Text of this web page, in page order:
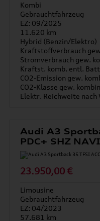
Kombi
Gebrauchtfahrzeug
EZ: 09/2025
11.620 km
Hybrid (Benzin/Elektro)
Audi A3
PDC+ SHZ
23.950,00 €
Limousine
Gebrauchtfahrzeug
EZ: 04/2023
57.681 km